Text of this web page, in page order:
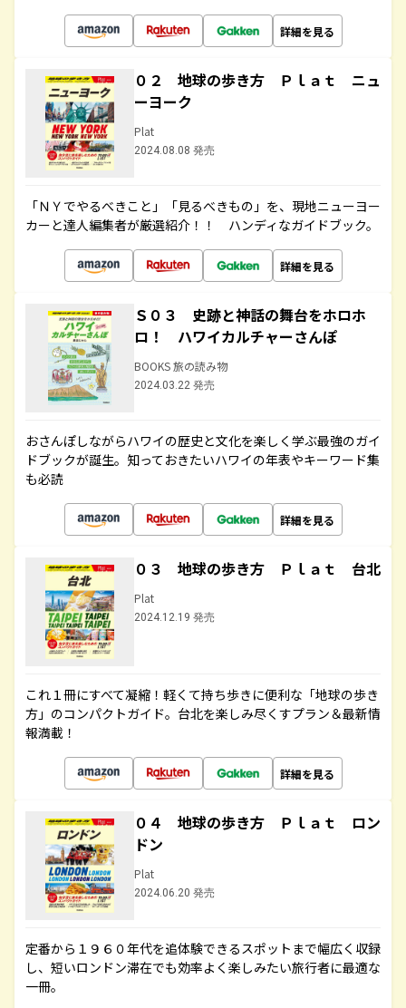
詳細を見る
０２ 地球の歩き方 Ｐｌａｔ ニュ
ーヨーク
Plat
2024.08.08 発売
「ＮＹでやるべきこと」「見るべきもの」を、現地ニューヨー
カーと達人編集者が厳選紹介！！ ハンディなガイドブック。
詳細を見る
Ｓ０３ 史跡と神話の舞台をホロホ
ロ！ ハワイカルチャーさんぽ
BOOKS 旅の読み物
2024.03.22 発売
おさんぽしながらハワイの歴史と文化を楽しく学ぶ最強のガイ
ドブックが誕生。知っておきたいハワイの年表やキーワード集
も必読
詳細を見る
０３ 地球の歩き方 Ｐｌａｔ 台北
Plat
2024.12.19 発売
これ１冊にすべて凝縮！軽くて持ち歩きに便利な「地球の歩き
方」のコンパクトガイド。台北を楽しみ尽くすプラン＆最新情
報満載！
詳細を見る
０４ 地球の歩き方 Ｐｌａｔ ロン
ドン
Plat
2024.06.20 発売
定番から１９６０年代を追体験できるスポットまで幅広く収録
し、短いロンドン滞在でも効率よく楽しみたい旅行者に最適な
一冊。